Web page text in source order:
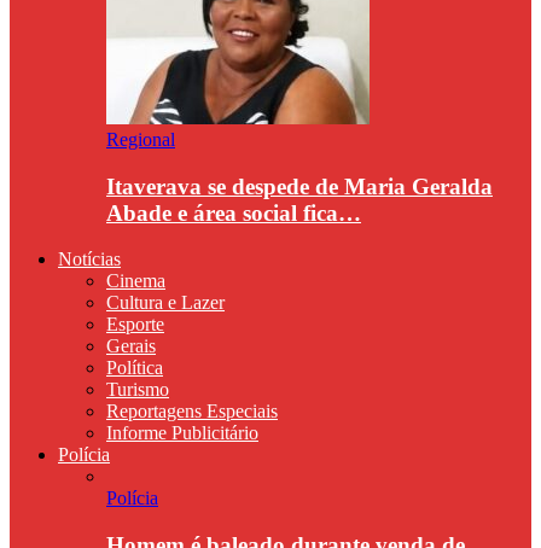
Regional
Itaverava se despede de Maria Geralda
Abade e área social fica…
Notícias
Cinema
Cultura e Lazer
Esporte
Gerais
Política
Turismo
Reportagens Especiais
Informe Publicitário
Polícia
Polícia